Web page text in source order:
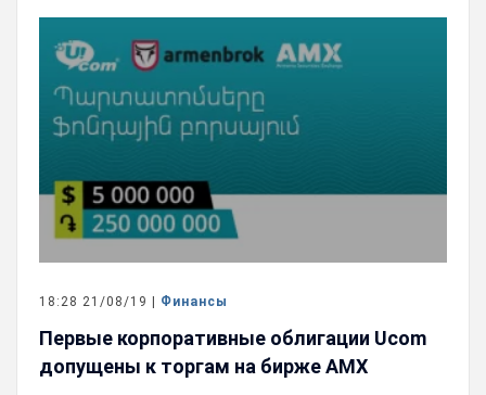
18:28 21/08/19 | Финансы
Первые корпоративные облигации Ucom
допущены к торгам на бирже AMX